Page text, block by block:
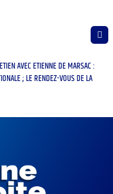
AVEC ETIENNE DE MARSAC :
; LE RENDEZ-VOUS DE LA